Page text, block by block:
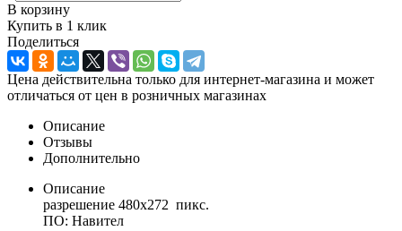
В корзину
Купить в 1 клик
Поделиться
Цена действительна только для интернет-магазина и может
отличаться от цен в розничных магазинах
Описание
Отзывы
Дополнительно
Описание
разрешение 480x272 пикс.
ПО: Навител